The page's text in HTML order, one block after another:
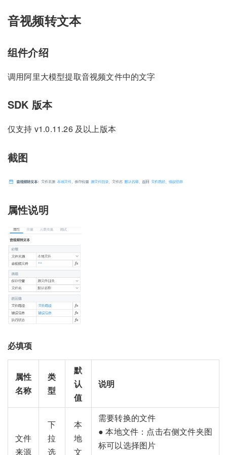
音视频转文本
组件介绍
调用阿里大模型提取音视频文件中的文字
SDK 版本
仅支持 v1.0.11.26 及以上版本
截图
属性说明
必填项
属性
名称
类
型
默
认
值
说明
文件
来源
下
拉
选
本
地
文
需要转换的文件
● 本地文件：点击右侧文件夹图
标可以选择图片